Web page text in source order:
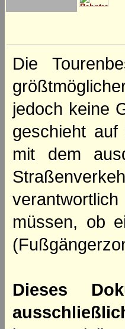
Die
jedoch keine
geschieht auf
mit dem
müssen, ob
Dieses